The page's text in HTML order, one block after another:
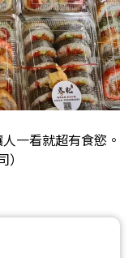
一看就超有食慾。